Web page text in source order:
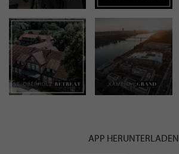
APP HERUNTERLADEN